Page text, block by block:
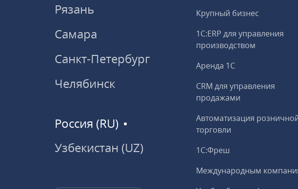
Рязань
Самара
Санкт-Петербург
Челябинск
Россия (RU)
Узбекистан (UZ)
Крупный бизнес
1С:ERP для управления
производством
Аренда 1С
CRM для управления
продажами
Автоматизация
торговли
1С:Фреш
Международным